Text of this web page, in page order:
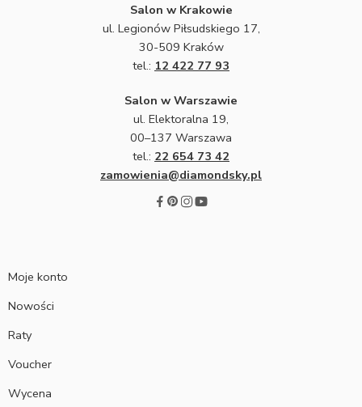
Salon w Krakowie
ul. Legionów Piłsudskiego 17,
30-509 Kraków
tel.: 12 422 77 93
Salon w Warszawie
ul. Elektoralna 19,
00–137 Warszawa
tel.: 22 654 73 42
zamowienia@diamondsky.pl
Moje konto
Nowości
Raty
Voucher
Wycena